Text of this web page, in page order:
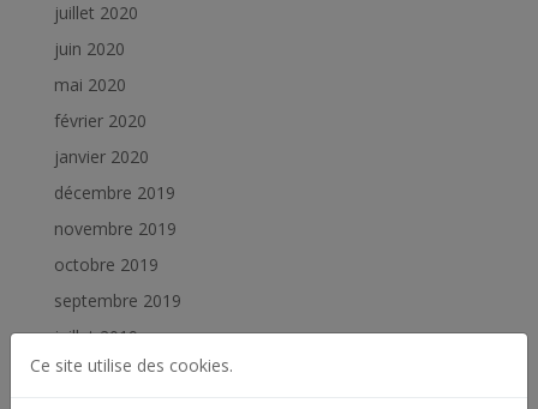
juillet 2020
juin 2020
mai 2020
février 2020
janvier 2020
décembre 2019
novembre 2019
octobre 2019
septembre 2019
juillet 2019
juin 2019
Ce site utilise des cookies.